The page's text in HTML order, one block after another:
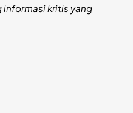
informasi kritis yang